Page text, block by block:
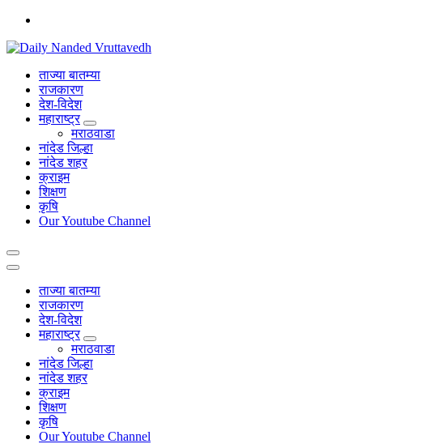
Skip
content
leading news portal of Nanded
ताज्या बातम्या
राजकारण
देश-विदेश
महाराष्ट्र
मराठवाडा
नांदेड जिल्हा
नांदेड शहर
क्राइम
शिक्षण
कृषि
Our Youtube Channel
ताज्या बातम्या
राजकारण
देश-विदेश
महाराष्ट्र
मराठवाडा
नांदेड जिल्हा
नांदेड शहर
क्राइम
शिक्षण
कृषि
Our Youtube Channel